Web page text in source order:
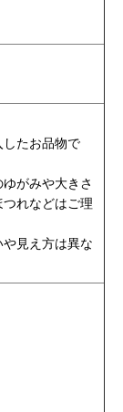
たお品物で
がみや大きさ
れなどはご理
見え方は異な